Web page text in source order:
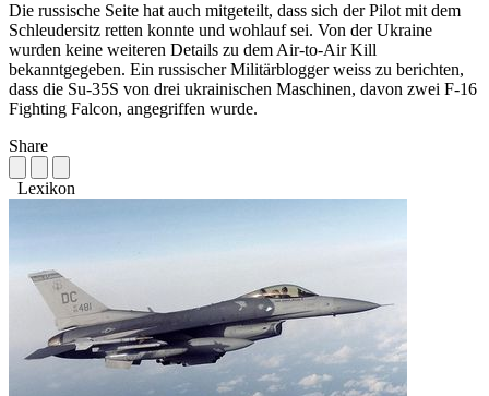
Die russische Seite hat auch mitgeteilt, dass sich der Pilot mit dem
Schleudersitz retten konnte und wohlauf sei. Von der Ukraine
wurden keine weiteren Details zu dem Air-to-Air Kill
bekanntgegeben. Ein russischer Militärblogger weiss zu berichten,
dass die Su-35S von drei ukrainischen Maschinen, davon zwei F-16
Fighting Falcon, angegriffen wurde.
Share
Lexikon